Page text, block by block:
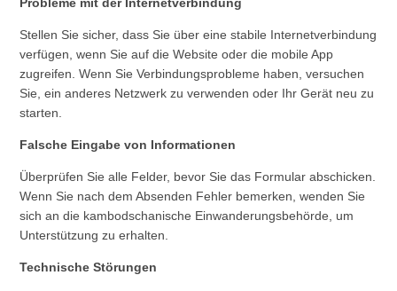
Stellen Sie sicher, dass Sie über eine stabile Internetverbindung
verfügen, wenn Sie auf die Website oder die mobile App
zugreifen. Wenn Sie Verbindungsprobleme haben, versuchen
Sie, ein anderes Netzwerk zu verwenden oder Ihr Gerät neu zu
starten.
Falsche Eingabe von Informationen
Überprüfen Sie alle Felder, bevor Sie das Formular abschicken.
Wenn Sie nach dem Absenden Fehler bemerken, wenden Sie
sich an die kambodschanische Einwanderungsbehörde, um
Unterstützung zu erhalten.
Technische Störungen